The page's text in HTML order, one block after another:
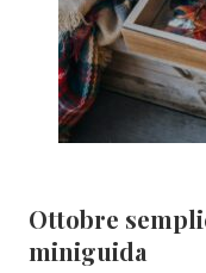
Ottobre
miniguida